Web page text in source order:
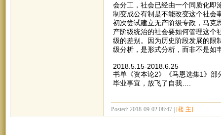
会分工，社会已经由一个同质化即
制变成公有制是不能改变这个社会
初次尝试建立无产阶级专政，马克
产阶级统治的社会要如何管理这个
级的差别。因为历史阶段发展的限
级分析，是形式分析，而非不是如
2018.5.15-2018.6.25
书单《资本论2》《马恩选集1》部
毕业事宜，放飞了自我….
Posted: 2018-09-02 08:47 | [楼 主]